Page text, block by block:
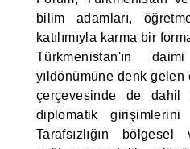
bilim adamları,
katılımıyla karma bir
Türkmenistan'ın
yıldönümüne denk
çerçevesinde de dahil
diplomatik girişimlerini
Tarafsızlığın